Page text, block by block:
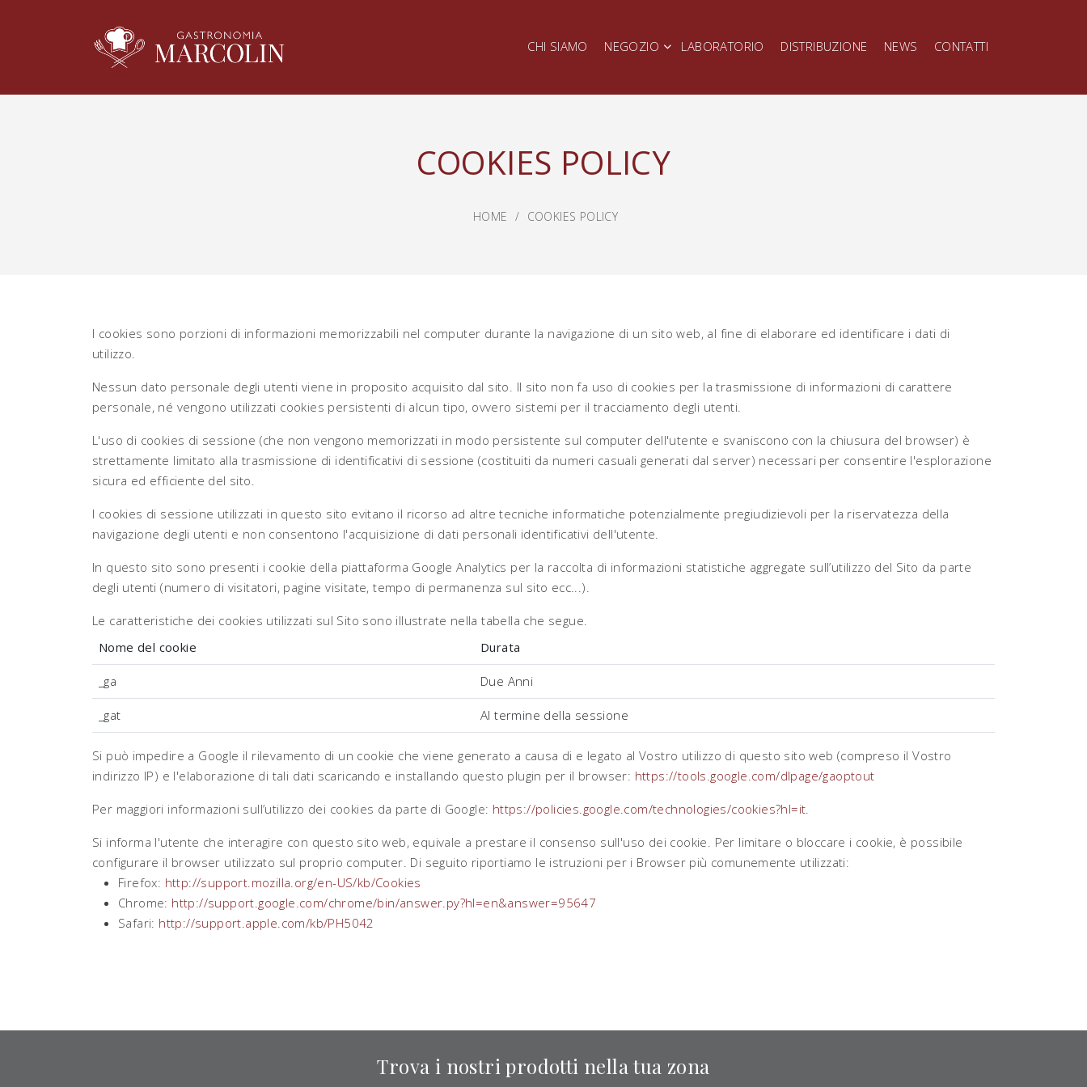
CHI SIAMO NEGOZIO LABORATORIO DISTRIBUZIONE NEWS CONTATTI
COOKIES POLICY
HOME COOKIES POLICY
I cookies sono porzioni di informazioni memorizzabili nel computer durante la navigazione di un sito web, al fine di elaborare ed identificare i dati di
utilizzo.
Nessun dato personale degli utenti viene in proposito acquisito dal sito. Il sito non fa uso di cookies per la trasmissione di informazioni di carattere
personale, né vengono utilizzati cookies persistenti di alcun tipo, ovvero sistemi per il tracciamento degli utenti.
L'uso di cookies di sessione (che non vengono memorizzati in modo persistente sul computer dell'utente e svaniscono con la chiusura del browser) è
strettamente limitato alla trasmissione di identificativi di sessione (costituiti da numeri casuali generati dal server) necessari per consentire l'esplorazione
sicura ed efficiente del sito.
I cookies di sessione utilizzati in questo sito evitano il ricorso ad altre tecniche informatiche potenzialmente pregiudizievoli per la riservatezza della
navigazione degli utenti e non consentono l'acquisizione di dati personali identificativi dell'utente.
In questo sito sono presenti i cookie della piattaforma Google Analytics per la raccolta di informazioni statistiche aggregate sull’utilizzo del Sito da parte
degli utenti (numero di visitatori, pagine visitate, tempo di permanenza sul sito ecc...).
Le caratteristiche dei cookies utilizzati sul Sito sono illustrate nella tabella che segue.
Nome del cookie
Durata
_ga Due Anni
_gat Al termine della sessione
Si può impedire a Google il rilevamento di un cookie che viene generato a causa di e legato al Vostro utilizzo di questo sito web (compreso il Vostro
indirizzo IP) e l'elaborazione di tali dati scaricando e installando questo plugin per il browser: https://tools.google.com/dlpage/gaoptout
Per maggiori informazioni sull’utilizzo dei cookies da parte di Google: https://policies.google.com/technologies/cookies?hl=it.
Si informa l'utente che interagire con questo sito web, equivale a prestare il consenso sull'uso dei cookie. Per limitare o bloccare i cookie, è possibile
configurare il browser utilizzato sul proprio computer. Di seguito riportiamo le istruzioni per i Browser più comunemente utilizzati:
Firefox: http://support.mozilla.org/en-US/kb/Cookies
Chrome: http://support.google.com/chrome/bin/answer.py?hl=en&answer=95647
Safari: http://support.apple.com/kb/PH5042
Trova i nostri prodotti nella tua zona